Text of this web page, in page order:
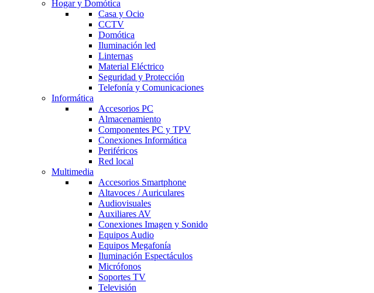
Hogar y Domótica
Casa y Ocio
CCTV
Domótica
Iluminación led
Linternas
Material Eléctrico
Seguridad y Protección
Telefonía y Comunicaciones
Informática
Accesorios PC
Almacenamiento
Componentes PC y TPV
Conexiones Informática
Periféricos
Red local
Multimedia
Accesorios Smartphone
Altavoces / Auriculares
Audiovisuales
Auxiliares AV
Conexiones Imagen y Sonido
Equipos Audio
Equipos Megafonía
Iluminación Espectáculos
Micrófonos
Soportes TV
Televisión